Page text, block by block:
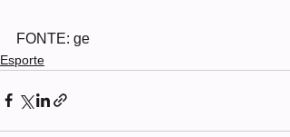
FONTE: ge
Esporte